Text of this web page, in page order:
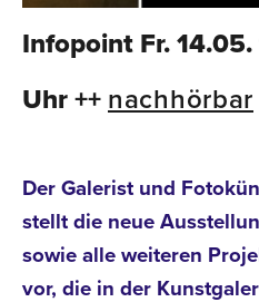
Infopoint Fr.
Uhr ++ nachhörbar
Der Galerist und
stellt die neue
sowie alle weiteren
vor, die in der